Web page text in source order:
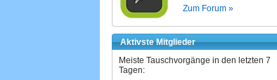
Zum Forum »
Aktivste Mitglieder
Meiste Tauschvorgänge in den letzten 7
Tagen: